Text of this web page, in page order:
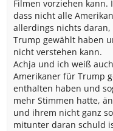
Filmen vorziehen
dass nicht alle
allerdings nichts
Trump gewählt haben
nicht verstehen kann.
Achja und ich weiß
Amerikaner für Trump
enthalten haben und
mehr Stimmen hatte,
und ihrem nicht ganz
mitunter daran schuld